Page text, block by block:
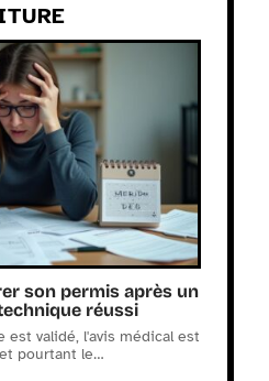
son permis après un
réussi
validé, l'avis médical est
pourtant le…